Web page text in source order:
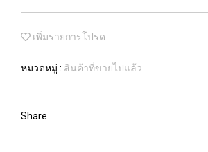
เพิ่มรายการโปรด
หมวดหมู่ : สินค้าที่ขายไปแล้ว
Share